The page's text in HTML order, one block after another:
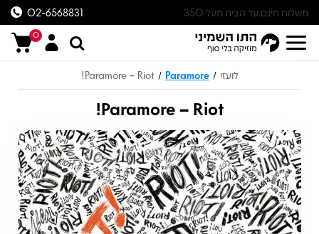
משלוח חינם עד הבית מעל 350
ש״ח
02-6568831
0
לועזי /
Paramore
/
Paramore – Riot!
Paramore – Riot!